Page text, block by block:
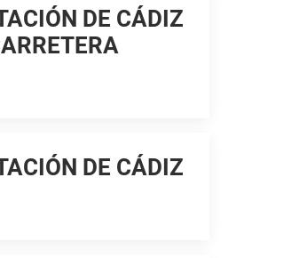
DE CÁDIZ
DE CÁDIZ